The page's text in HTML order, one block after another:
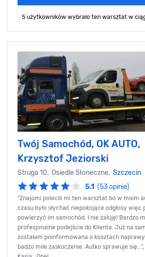
5 użytkowników wybrało ten warsztat w
Twój Samochód, OK AUTO,
Krzysztof Jeziorski
Struga 10, Osiedle Słoneczne, Szczecin
5.1 (53 opinie)
"Znajomi polecili mi ten warsztat bo w moim
czasu było słychać niepokojące odgłosy więc
powierzyć im samochód. I nie żałuję! Bardzo
profesjonalne podejście do Klienta. Już na
zostałam poinformowana o kosztach
badzo miłe zaskoczenie. Autko sprawuje się...",